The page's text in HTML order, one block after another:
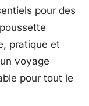
pour des
pratique et
voyage
pour tout le